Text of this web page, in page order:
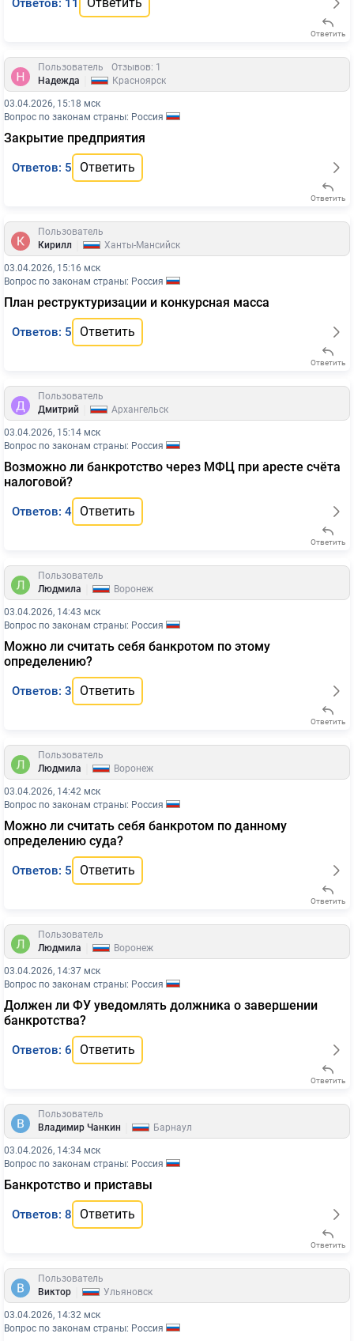
Ответов: 11
Ответить
Пользователь
Отзывов: 1
Надежда
Красноярск
03.04.2026, 15:18 мск
Вопрос по законам страны: Россия
Закрытие предприятия
Ответов: 5 Ответить
Ответить
Пользователь
Кирилл
Ханты-Мансийск
03.04.2026, 15:16 мск
Вопрос по законам страны: Россия
План реструктуризации и конкурсная масса
Ответов: 5 Ответить
Ответить
Пользователь
Дмитрий
Архангельск
03.04.2026, 15:14 мск
Вопрос по законам страны: Россия
Возможно ли банкротство через МФЦ при аресте счёта
налоговой?
Ответов: 4 Ответить
Ответить
Пользователь
Людмила
Воронеж
03.04.2026, 14:43 мск
Вопрос по законам страны: Россия
Можно ли считать себя банкротом по этому
определению?
Ответов: 3 Ответить
Ответить
Пользователь
Людмила
Воронеж
03.04.2026, 14:42 мск
Вопрос по законам страны: Россия
Можно ли считать себя банкротом по данному
определению суда?
Ответов: 5 Ответить
Ответить
Пользователь
Людмила
Воронеж
03.04.2026, 14:37 мск
Вопрос по законам страны: Россия
Должен ли ФУ уведомлять должника о завершении
банкротства?
Ответов: 6 Ответить
Ответить
Пользователь
Владимир Чанкин
Барнаул
03.04.2026, 14:34 мск
Вопрос по законам страны: Россия
Банкротство и приставы
Ответов: 8 Ответить
Ответить
Пользователь
Виктор
Ульяновск
03.04.2026, 14:32 мск
Вопрос по законам страны: Россия